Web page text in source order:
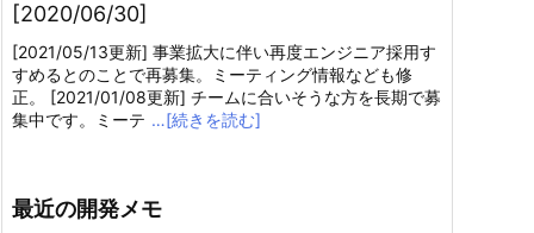
[2020/06/30]
[2021/05/13更新] 事業拡大に伴い再度エンジニア採用す
すめるとのことで再募集。ミーティング情報なども修
正。 [2021/01/08更新] チームに合いそうな方を長期で募
集中です。ミーテ …[続きを読む]
最近の開発メモ